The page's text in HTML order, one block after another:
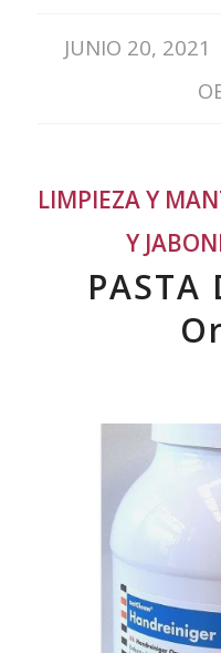
JUNIO 20, 2021
/
LIMPIEZA Y
Y
PASTA